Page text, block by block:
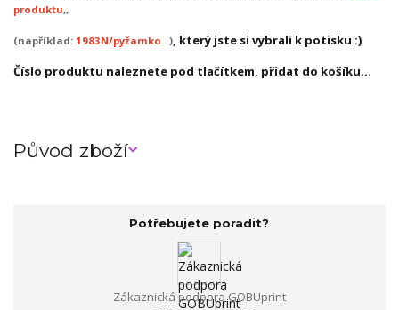
produktu,,
(například: 1983N/pyžamko ), který jste si vybrali k potisku :)
Číslo produktu naleznete pod tlačítkem, přidat do košíku...
Původ zboží
Potřebujete poradit?
Zákaznická podpora GOBUprint